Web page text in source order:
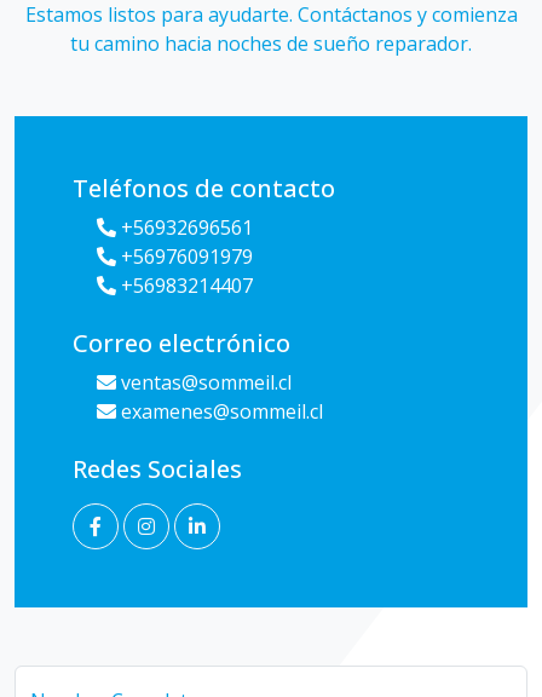
Estamos listos para ayudarte. Contáctanos y comienza
tu camino hacia noches de sueño reparador.
Teléfonos de contacto
+56932696561
+56976091979
+56983214407
Correo electrónico
ventas@sommeil.cl
examenes@sommeil.cl
Redes Sociales